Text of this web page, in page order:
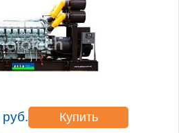
руб. Купить